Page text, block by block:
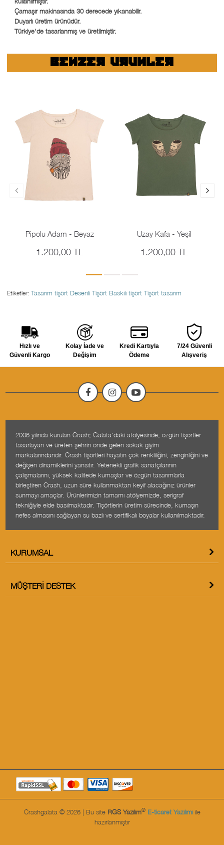
Çamaşır makinasında 30 derecede yıkanabilir.
Duyarlı üretim ürünüdür.
Türkiye'de tasarlanmış ve üretilmiştir.
BENZER URUNLER
Pipolu Adam - Beyaz
1.200,00 TL
Uzay Kafa - Yeşil
1.200,00 TL
Etiketler: Tasarım tişört Desenli Tişört Baskılı tişört Tişört tasarım
Hızlı ve
Güvenli Kargo
Kolay İade ve
Değişim
Kredi Kartıyla
Ödeme
7/24 Güvenli
Alışveriş
2006 yılında kurulan Crash; Galata'daki atölyesinde, özgün tişörtler
tasarlayan ve üreten şehrin önde gelen sokak giyim
markalarındandır. Crash tişörtleri hayatın çok renkliliğini, zenginliğini ve
değişen dinamiklerini yansıtır. Yetenekli grafik sanatçılarının
çalışmalarını, yüksek kalitede kumaşlar ve özgün tasarımlarla
birleştiren Crash, uzun süre kullanmaktan keyif alacağınız ürünler
sunmayı amaçlar. Ürünlerimizin tamamı atölyemizde, serigraf
tekniğiyle elde basılmaktadır. Tişörtlerin üretim sürecinde, kumaşın
nefes almasını sağlayan su bazlı ve sertifikalı boyalar kullanılmaktadır.
KURUMSAL
MÜŞTERI DESTEK
Crashgalata © 2026 | Bu site RGS Yazılım® E-ticaret Yazılımıile
hazırlanmıştır